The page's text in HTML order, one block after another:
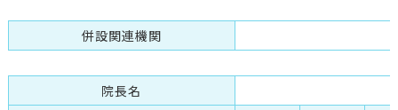
併設関連機関
院長名